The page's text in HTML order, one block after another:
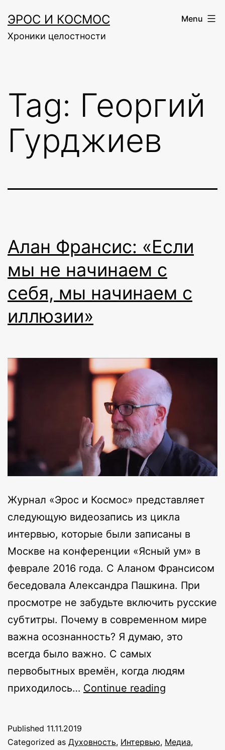
to
content
ЭРОС И КОСМОС
Хроники целостности
Menu
Tag: Георгий
Гурджиев
Алан Франсис: «Если
мы не начинаем с
себя, мы начинаем с
иллюзии»
Журнал «Эрос и Космос» представляет
следующую видеозапись из цикла
интервью, которые были записаны в
Москве на конференции «Ясный ум» в
феврале 2016 года. С Аланом Франсисом
беседовала Александра Пашкина. При
просмотре не забудьте включить русские
субтитры. Почему в современном мире
важна осознанность? Я думаю, это
всегда было важно. С самых
первобытных времён, когда людям
приходилось… Continue reading
мы
Published 11.11.2019
Categorized as Духовность, Интервью, Медиа,